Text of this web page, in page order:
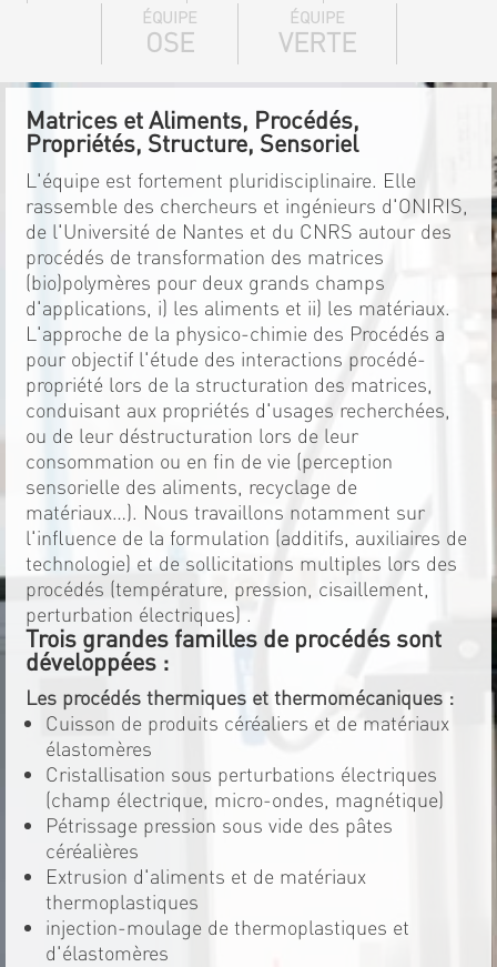
ÉQUIPE
OSE
ÉQUIPE
VERTE
Matrices et Aliments, Procédés,
Propriétés, Structure, Sensoriel
L'équipe est fortement pluridisciplinaire. Elle
rassemble des chercheurs et ingénieurs d'ONIRIS,
de l'Université de Nantes et du CNRS autour des
procédés de transformation des matrices
(bio)polymères pour deux grands champs
d'applications, i) les aliments et ii) les matériaux.
L'approche de la physico-chimie des Procédés a
pour objectif l'étude des interactions procédé-
propriété lors de la structuration des matrices,
conduisant aux propriétés d'usages recherchées,
ou de leur déstructuration lors de leur
consommation ou en fin de vie (perception
sensorielle des aliments, recyclage de
matériaux…). Nous travaillons notamment sur
l'influence de la formulation (additifs, auxiliaires de
technologie) et de sollicitations multiples lors des
procédés (température, pression, cisaillement,
perturbation électriques) .
Trois grandes familles de procédés sont
développées :
Les procédés thermiques et thermomécaniques :
Cuisson de produits céréaliers et de matériaux
élastomères
Cristallisation sous perturbations électriques
(champ électrique, micro-ondes, magnétique)
Pétrissage pression sous vide des pâtes
céréalières
Extrusion d'aliments et de matériaux
thermoplastiques
injection-moulage de thermoplastiques et
d'élastomères